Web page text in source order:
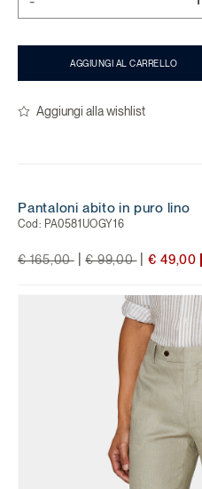
AGGIUNGI AL CARRELLO
Aggiungi alla wishlist
Pantaloni abito in puro lino
Cod: PA0581UOGY16
Price reduced from
€ 165,00 toPrice reduced from
€ 99,00 to € 49,00